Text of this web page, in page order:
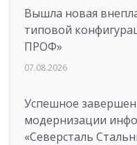
Вышла новая
типовой
ПРОФ»
07.08.2026
Успешное
модернизации
«Северсталь